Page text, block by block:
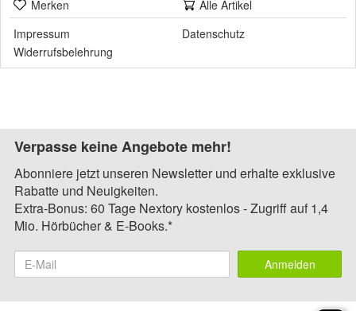
Merken
Alle Artikel
Impressum
Datenschutz
Widerrufsbelehrung
Verpasse keine Angebote mehr!
Abonniere jetzt unseren Newsletter und erhalte exklusive
Rabatte und Neuigkeiten.
Extra-Bonus: 60 Tage Nextory kostenlos - Zugriff auf 1,4
Mio. Hörbücher & E-Books.*
Anmelden